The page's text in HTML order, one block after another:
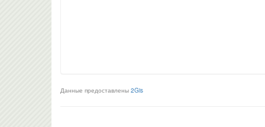
Данные предоставлены 2Gis